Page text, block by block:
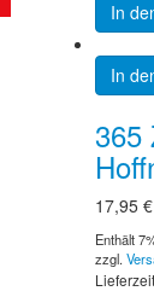
In
In
365
17,95 €
Enthält
zzgl.